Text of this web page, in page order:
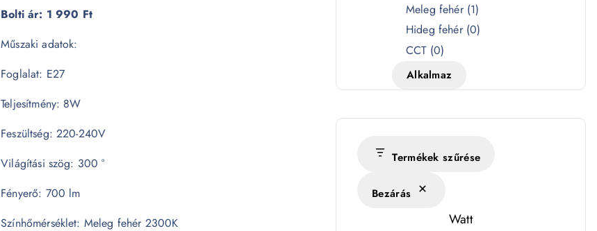
Bolti ár: 1 990 Ft
Műszaki adatok:
Foglalat: E27
Teljesítmény: 8W
Feszültség: 220-240V
Világítási szög: 300 °
Fényerő: 700 lm
Színhőmérséklet: Meleg fehér 2300K
é
s
k
Meleg fehér (1)
Hideg fehér (0)
CCT (0)
Alkalmaz
Termékek szűrése
Bezárás
Watt